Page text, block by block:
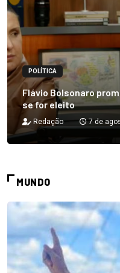
POLÍTICA
Flávio Bolsonaro
se for eleito
Redação 7 de
MUNDO